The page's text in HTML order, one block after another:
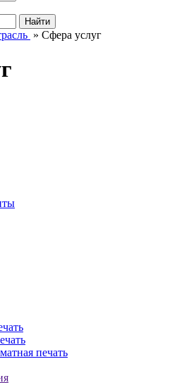
Найти
» Сфера услуг
печать